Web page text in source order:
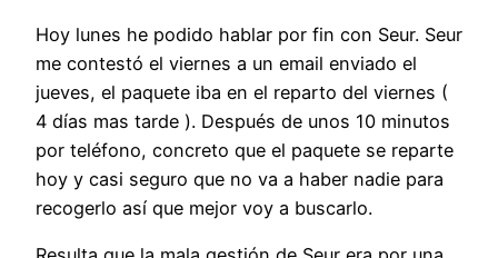
Hoy lunes he podido hablar por fin con Seur. Seur
me contestó el viernes a un email enviado el
jueves, el paquete iba en el reparto del viernes (
4 días mas tarde ). Después de unos 10 minutos
por teléfono, concreto que el paquete se reparte
hoy y casi seguro que no va a haber nadie para
recogerlo así que mejor voy a buscarlo.